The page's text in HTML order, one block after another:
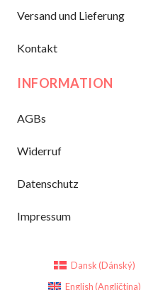
Versand und Lieferung
Kontakt
INFORMATION
AGBs
Widerruf
Datenschutz
Impressum
Dansk (Dánský)
English (Angličtina)